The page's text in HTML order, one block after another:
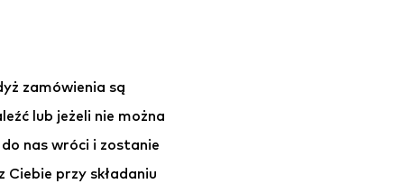
zamówienia są
lub jeżeli nie można
nas wróci i zostanie
przy składaniu